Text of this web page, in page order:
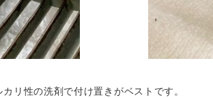
リ性の洗剤で付け置きがベストです。